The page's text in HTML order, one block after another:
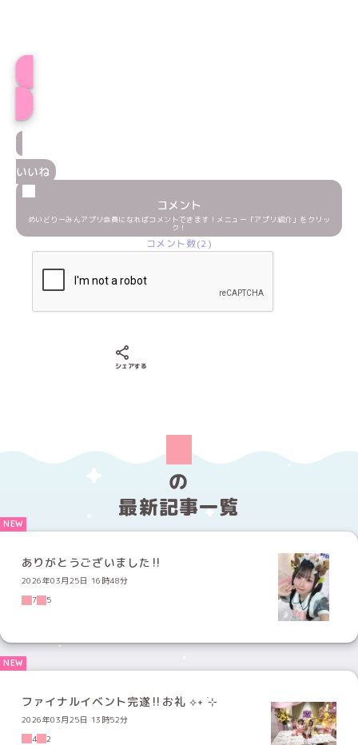
いいね
コメント
めいどりーみんアプリ会員になればコメントできます！メニュー「アプリ紹介」をクリッ
ク！
コメント数(2)
シェアする
の
最新記事一覧
ありがとうございました‼️
2026年03月25日 16時48分
7
5
ファイナルイベント完遂‼️お礼 ⟡˖ ࣪⊹
2026年03月25日 13時52分
4
2